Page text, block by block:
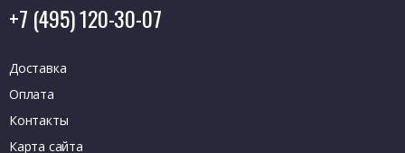
+7 (495) 120-30-07
Доставка
Оплата
Контакты
Карта сайта